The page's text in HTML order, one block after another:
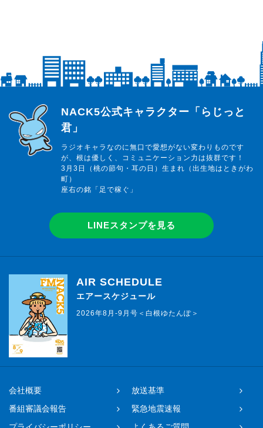
らじっと君
NACK5公式キャラクター「らじっと
君」
ラジオキャラなのに無口で愛想がない変わりものです
が、根は優しく、コミュニケーション力は抜群です！
3月3日（桃の節句・耳の日）生まれ（出生地はときがわ
町）
座右の銘「足で稼ぐ」
LINEスタンプを見る
AIR SCHEDULE
エアースケジュール
2026年8月-9月号＜白根ゆたんぽ＞
会社概要
放送基準
番組審議会報告
緊急地震速報